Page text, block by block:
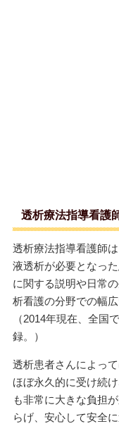
透析療法指導看護
透析療法指導看護師
液透析が必要となっ
に関する説明や日常
析看護の分野での幅
（2014年現在、全国
録。）
透析患者さんによっ
ほぼ永久的に受け続
も非常に大きな負担
らげ、安心して安全